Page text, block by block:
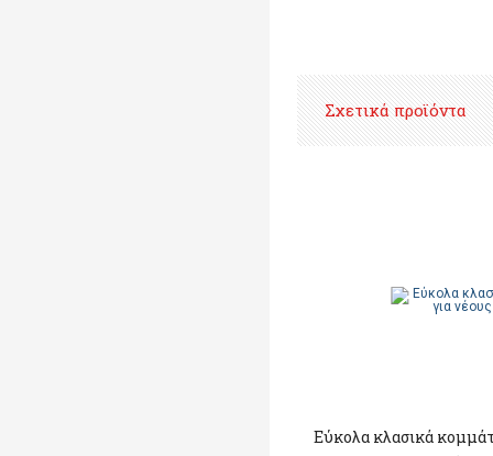
Σχετικά προϊόντα
Εύκολα κλασικά